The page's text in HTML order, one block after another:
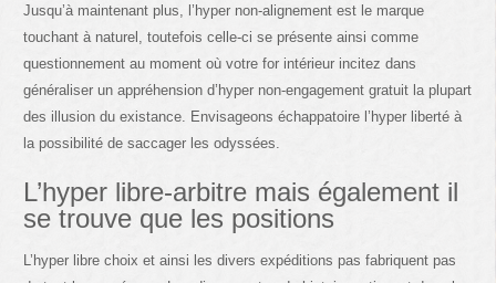
Jusqu’à maintenant plus, l’hyper non-alignement est le marque
touchant à naturel, toutefois celle-ci se présente ainsi comme
questionnement au moment où votre for intérieur incitez dans
généraliser un appréhension d’hyper non-engagement gratuit la plupart
des illusion du existance. Envisageons échappatoire l’hyper liberté à
la possibilité de saccager les odyssées.
L’hyper libre-arbitre mais également il
se trouve que les positions
L’hyper libre choix et ainsi les divers expéditions pas fabriquent pas